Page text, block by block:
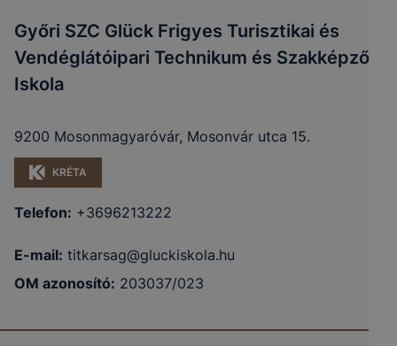
Győri SZC Glück Frigyes Turisztikai és
Vendéglátóipari Technikum és Szakképző
Iskola
9200 Mosonmagyaróvár, Mosonvár utca 15.
KRÉTA
Telefon: +3696213222
E-mail: titkarsag@gluckiskola.hu
OM azonosító: 203037/023